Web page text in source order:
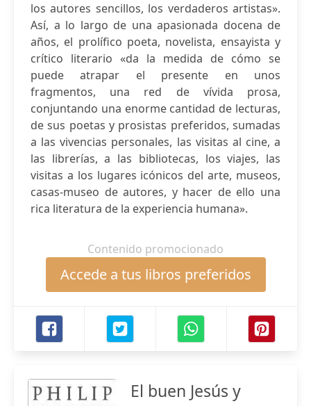
los autores sencillos, los verdaderos artistas».
Así, a lo largo de una apasionada docena de
años, el prolífico poeta, novelista, ensayista y
crítico literario «da la medida de cómo se
puede atrapar el presente en unos
fragmentos, una red de vívida prosa,
conjuntando una enorme cantidad de lecturas,
de sus poetas y prosistas preferidos, sumadas
a las vivencias personales, las visitas al cine, a
las librerías, a las bibliotecas, los viajes, las
visitas a los lugares icónicos del arte, museos,
casas-museo de autores, y hacer de ello una
rica literatura de la experiencia humana».
Contenido promocionado
Accede a tus libros preferidos
El buen Jesús y